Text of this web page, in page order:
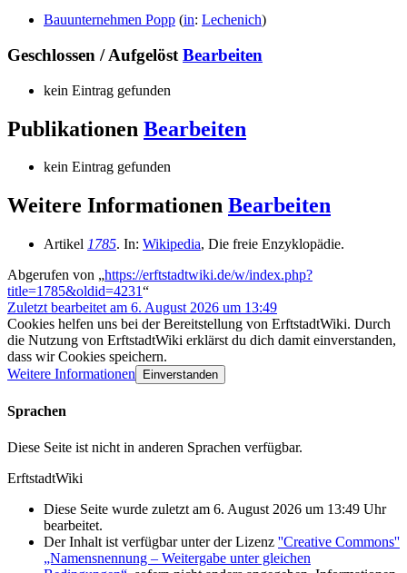
Bauunternehmen Popp (in: Lechenich)
Geschlossen / Aufgelöst Bearbeiten
kein Eintrag gefunden
Publikationen Bearbeiten
kein Eintrag gefunden
Weitere Informationen Bearbeiten
Artikel 1785. In: Wikipedia, Die freie Enzyklopädie.
Abgerufen von „https://erftstadtwiki.de/w/index.php?
title=1785&oldid=4231“
Zuletzt bearbeitet am 6. August 2026 um 13:49
Cookies helfen uns bei der Bereitstellung von ErftstadtWiki. Durch
die Nutzung von ErftstadtWiki erklärst du dich damit einverstanden,
dass wir Cookies speichern.
Weitere Informationen
Einverstanden
Sprachen
Diese Seite ist nicht in anderen Sprachen verfügbar.
ErftstadtWiki
Diese Seite wurde zuletzt am 6. August 2026 um 13:49 Uhr
bearbeitet.
Der Inhalt ist verfügbar unter der Lizenz ''Creative Commons''
„Namensnennung – Weitergabe unter gleichen